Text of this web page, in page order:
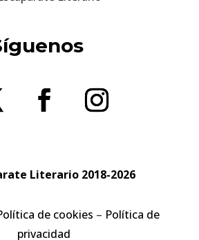
Literario 2018-2026
de cookies – Política de
privacidad